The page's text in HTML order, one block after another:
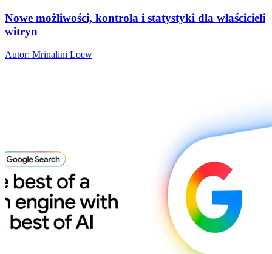
Nowe możliwości, kontrola i statystyki dla właścicieli
witryn
Autor: Mrinalini Loew